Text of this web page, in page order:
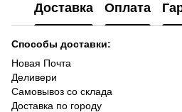
Доставка Оплата
Способы доставки:
Новая Почта
Деливери
Самовывоз со склада
Доставка по городу